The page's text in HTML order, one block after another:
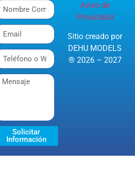
Solicitar
Información
Aviso de
Privacidad
Sitio creado por
DEHU MODELS
® 2026 – 2027